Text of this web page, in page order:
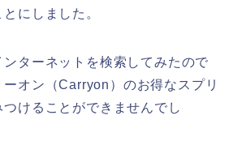
にしました。
ターネットを検索してみたので
オン（Carryon）のお得なスプリ
けることができませんでし